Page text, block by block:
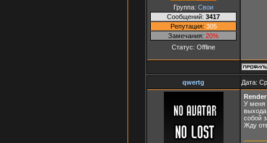
Группа: Свои
Сообщений: 3417
Репутация: 305
Замечания: 20%
Статус: Offline
qwertg Дата:
Render
У меня
выхода
собой
Жду